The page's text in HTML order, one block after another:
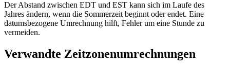
Der Abstand zwischen EDT und EST kann sich im Laufe des
Jahres ändern, wenn die Sommerzeit beginnt oder endet. Eine
datumsbezogene Umrechnung hilft, Fehler um eine Stunde zu
vermeiden.
Verwandte Zeitzonenumrechnungen